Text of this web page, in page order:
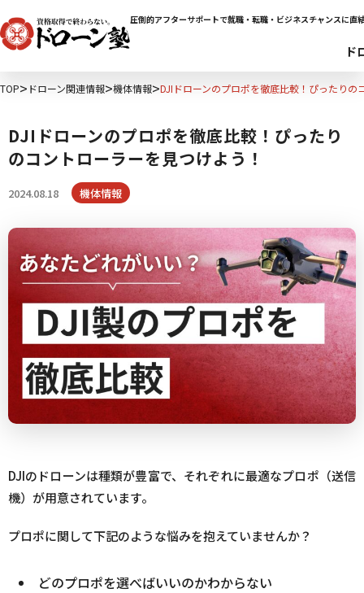
圧倒的アフターサポートで就職・転職・ビジネスチャンスに直
ド
TOP ドローン関連情報 機体情報 DJIドローンのプロポを徹底比較！ぴったりの
DJIドローンのプロポを徹底比較！ぴったり
のコントローラーを見つけよう！
2024.08.18 機体情報
DJIのドローンは種類が豊富で、それぞれに最適なプロポ（送信
機）が用意されています。
プロポに関して下記のような悩みを抱えていませんか？
どのプロポを選べばいいのかわからない